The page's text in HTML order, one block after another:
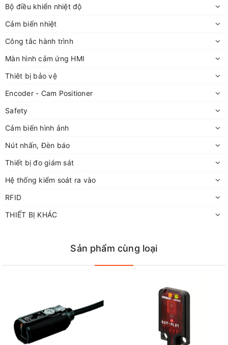
Bộ điều khiển nhiệt độ
Cảm biến nhiệt
Công tắc hành trình
Màn hình cảm ứng HMI
Thiêt bị bảo vệ
Encoder - Cam Positioner
Safety
Cảm biến hình ảnh
Nút nhấn, Đèn báo
Thiết bị đo giám sát
Hệ thống kiểm soát ra vào
RFID
THIẾT BỊ KHÁC
Sản phẩm cùng loại